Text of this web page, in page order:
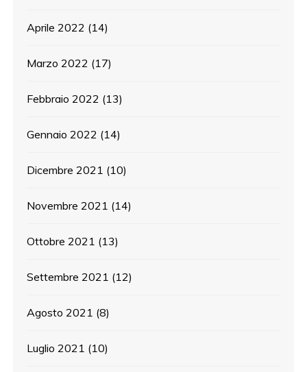
Aprile 2022 (14)
Marzo 2022 (17)
Febbraio 2022 (13)
Gennaio 2022 (14)
Dicembre 2021 (10)
Novembre 2021 (14)
Ottobre 2021 (13)
Settembre 2021 (12)
Agosto 2021 (8)
Luglio 2021 (10)